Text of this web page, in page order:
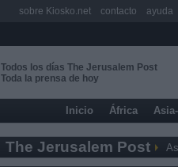
Todos los días The Jerusalem Post
Toda la prensa de hoy
Inicio África
The Jerusalem Post
sobre Kiosko.net contacto ayuda